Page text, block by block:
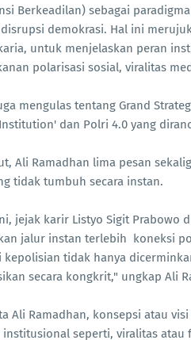
Berkeadilan) sebagai
demokrasi. Hal ini
untuk menjelaskan peran
polarisasi sosial, viralitas
mengulas tentang Grand
dan Polri 4.0 yang
Ali Ramadhan lima pesan
tidak tumbuh secara instan.
jejak karir Listyo Sigit Prabowo
jalur instan terlebih koneksi
tidak hanya
secara kongkrit," ungkap Ali
Ali Ramadhan, konsepsi atau
institusional seperti, viralitas